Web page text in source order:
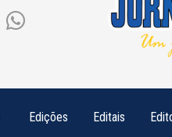
Edições Editais